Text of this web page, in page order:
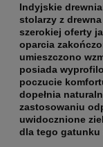
Indyjskie
stolarzy z
szerokiej oferty
oparcia
umieszczono
posiada
poczucie
dopełnia
zastosowaniu
uwidocznione
dla tego gatunku